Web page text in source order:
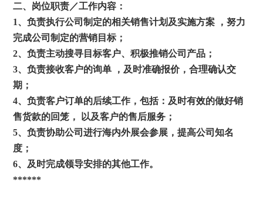
二、岗位职责／工作内容：
1、负责执行公司制定的相关销售计划及实施方案 ，努力
完成公司制定的营销目标；
2、负责主动搜寻目标客户、积极推销公司产品；
3、负责接收客户的询单 ，及时准确报价，合理确认交
期；
4、负责客户订单的后续工作，包括：及时有效的做好销
售货款的回笼， 以及客户的售后服务；
5、负责协助公司进行海内外展会参展，提高公司知名
度；
6、及时完成领导安排的其他工作。
******